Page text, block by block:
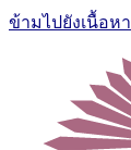
ข้ามไปยังเนื้อหา